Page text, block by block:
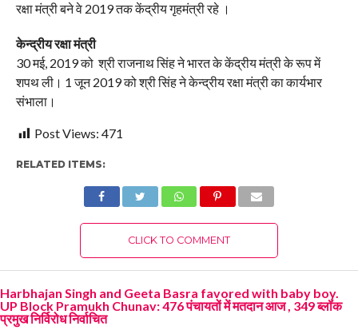
रक्षा मंत्री बने वे 2019 तक केंद्रीय गृहमंत्री रहे ।
केन्द्रीय रक्षा मंत्री
30 मई, 2019 को श्री राजनाथ सिंह ने भारत के केंद्रीय मंत्री के रूप में
शपथ ली। 1 जून 2019 को श्री सिंह ने केन्द्रीय रक्षा मंत्री का कार्यभार
संभाला।
Post Views: 471
RELATED ITEMS:
CLICK TO COMMENT
Harbhajan Singh and Geeta Basra favored with baby boy.
UP Block Pramukh Chunav: 476 पंचायतों में मतदान आज , 349 ब्लॉक
प्रमुख निर्विरोध निर्वाचित